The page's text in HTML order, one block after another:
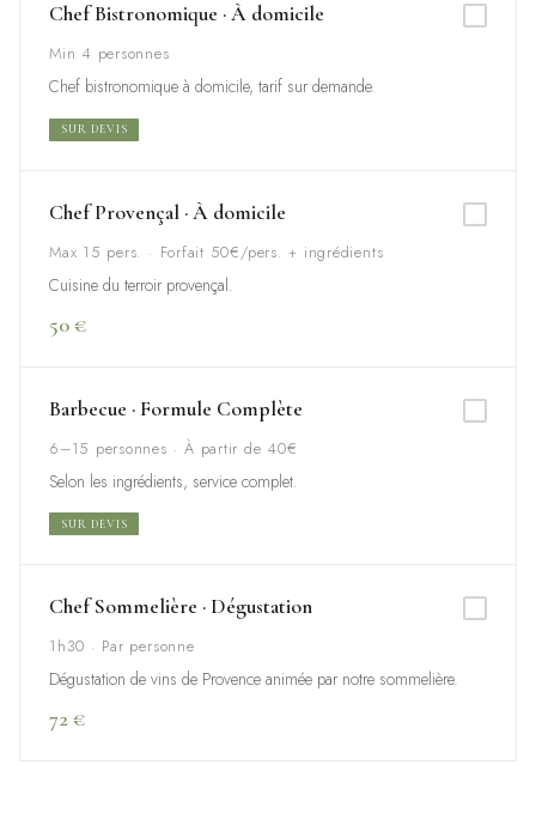
Chef Bistronomique · À domicile
Min 4 personnes
Chef bistronomique à domicile, tarif sur demande.
SUR DEVIS
Chef Provençal · À domicile
Max 15 pers. · Forfait 50€/pers. + ingrédients
Cuisine du terroir provençal.
50 €
Barbecue · Formule Complète
6–15 personnes · À partir de 40€
Selon les ingrédients, service complet.
SUR DEVIS
Chef Sommelière · Dégustation
1h30 · Par personne
Dégustation de vins de Provence animée par notre sommelière.
72 €